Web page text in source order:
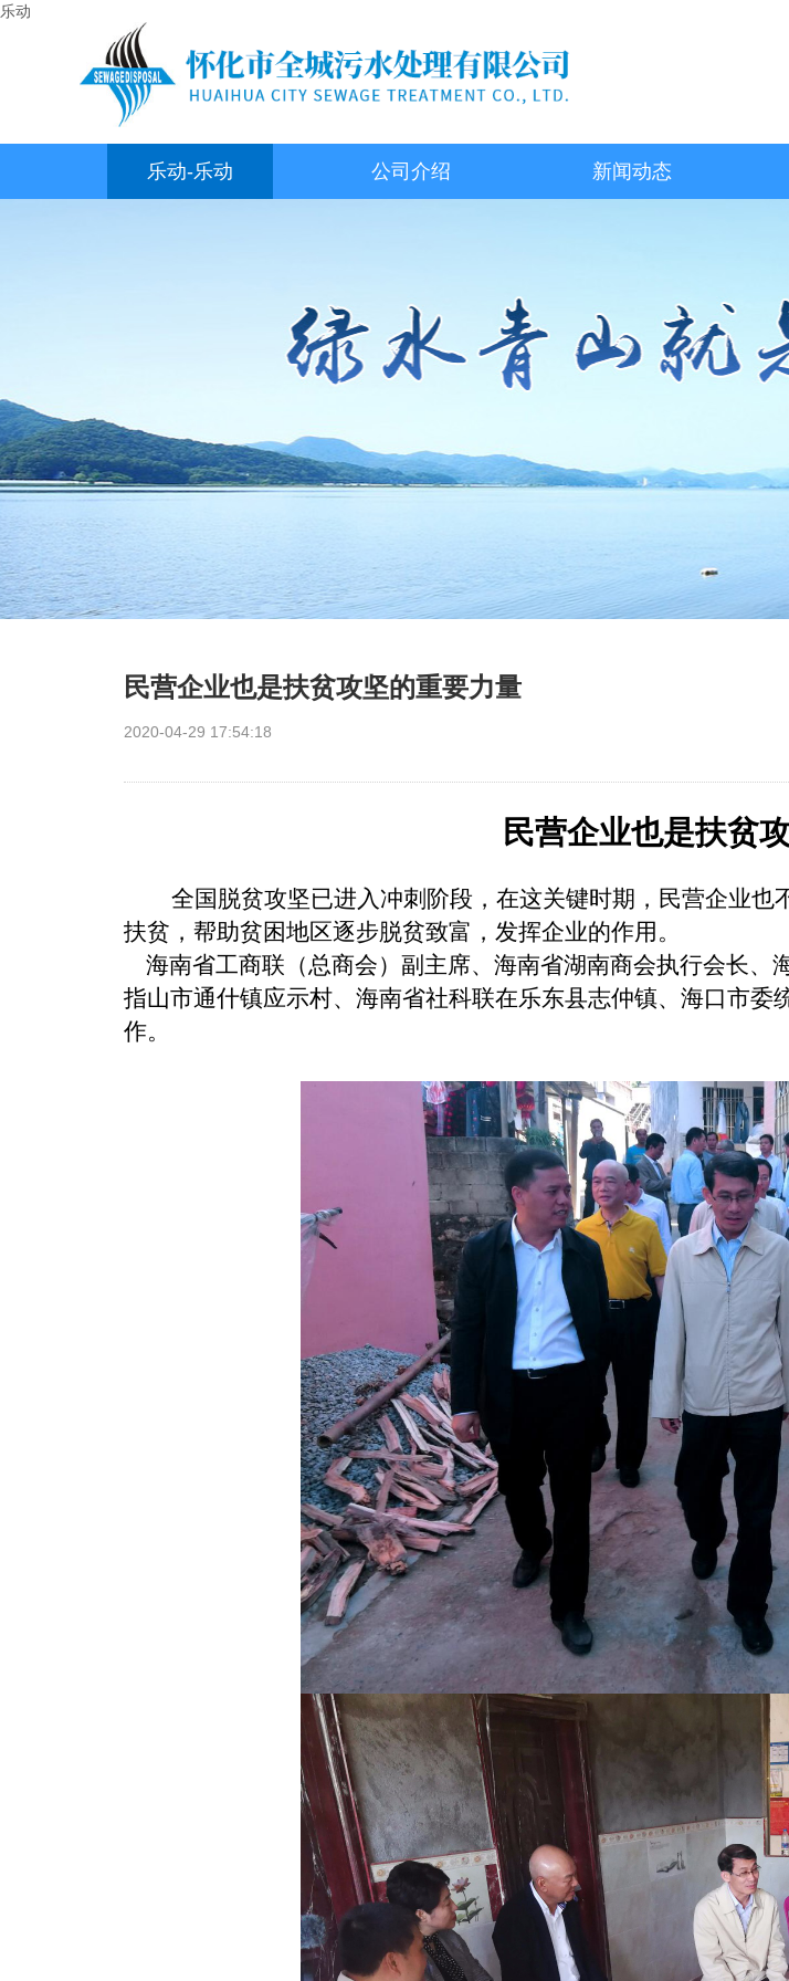
乐动
乐动-乐动 公司介绍 新闻动态
民营企业也是扶贫攻坚的重要力量
2020-04-29 17:54:18
民营企业也是扶贫
全国脱贫攻坚已进入冲刺阶段，在这关键时期，民营企业
扶贫，帮助贫困地区逐步脱贫致富，发挥企业的作用。
海南省工商联（总商会）副主席、海南省湖南商会执行会长、
指山市通什镇应示村、海南省社科联在乐东县志仲镇、海口市
作。